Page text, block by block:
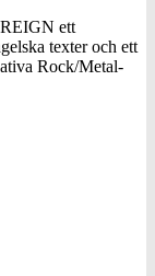
ett
texter och ett
Rock/Metal-